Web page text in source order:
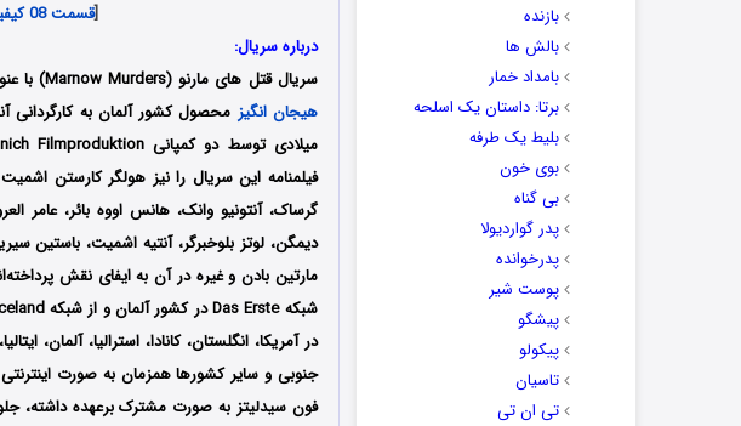
بازنده
بالش ها
بامداد خمار
برتا: داستان یک اسلحه
بلیط یک‌‌ طرفه
بوی خون
بی گناه
پدر گواردیولا
پدرخوانده
پوست شیر
پیشگو
پیکولو
تاسیان
تی ان تی
[قسمت 08 کیفیت 1080p
درباره سریال:
سریال قتل های مارنو (Marnow Murders) با عنوان اصلی (
هیجان انگیز
فیلمنامه این سریال را نیز هولگر کارستن
گرساک، آنتونیو وانک، هانس اووه بائر، عامر
دیمگن، لوتز بلوخبرگر، آنتیه اشمیت، باستین
مارتین بادن و غیره در آن به ایفای نقش
در آمریکا، انگلستان، کانادا، استرالیا، آلمان،
جنوبی و سایر کشورها همزمان به صورت
فون سیدلیتز به صورت مشترک برعهده داشته،